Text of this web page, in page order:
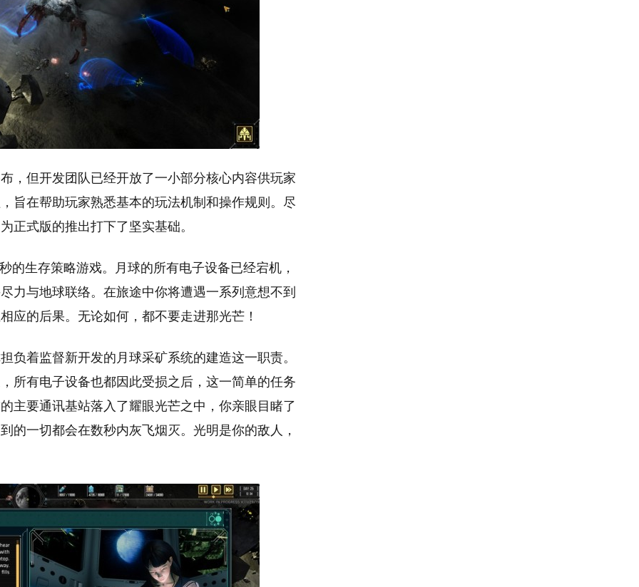
，但开发团队已经开放了一小部分核心内容供玩家
旨在帮助玩家熟悉基本的玩法机制和操作规则。尽
正式版的推出打下了坚实基础。
的生存策略游戏。月球的所有电子设备已经宕机，
力与地球联络。在旅途中你将遭遇一系列意想不到
应的后果。无论如何，都不要走进那光芒！
负着监督新开发的月球采矿系统的建造这一职责。
所有电子设备也都因此受损之后，这一简单的任务
主要通讯基站落入了耀眼光芒之中，你亲眼目睹了
的一切都会在数秒内灰飞烟灭。光明是你的敌人，